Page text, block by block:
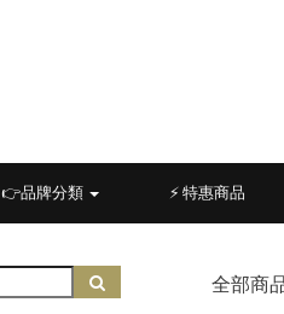
👉品牌分類 ⚡ 特惠商品
全部商